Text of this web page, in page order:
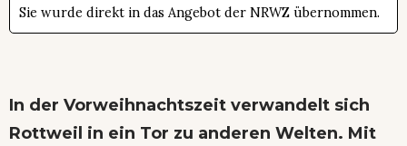
Sie wurde direkt in das Angebot der NRWZ übernommen.
In der Vorweihnachtszeit verwandelt sich
Rottweil in ein Tor zu anderen Welten. Mit